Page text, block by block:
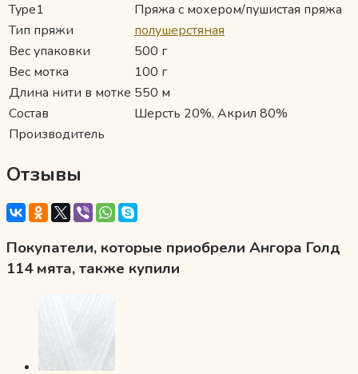
Type1
Пряжа с мохером/пушистая пряжа
Тип пряжи
полушерстяная
Вес упаковки
500 г
Вес мотка
100 г
Длина нити в мотке 550 м
Состав
Шерсть 20%, Акрил 80%
Производитель
Отзывы
Покупатели, которые приобрели Ангора Голд
114 мята, также купили